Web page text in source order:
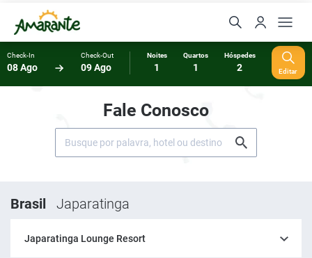
Check-In
08 Ago
Check-Out
09 Ago
Noites
1
Quartos
1
Hóspedes
2 Editar
Fale Conosco
Brasil Japaratinga
Japaratinga Lounge Resort